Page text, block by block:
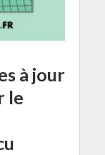
à jour
le